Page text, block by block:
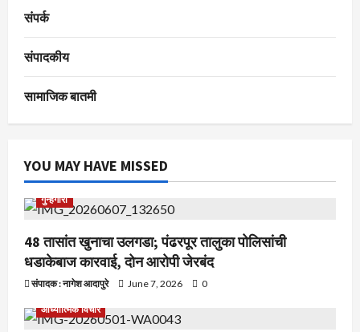
संपर्क
संपादकीय
सामाजिक बातमी
YOU MAY HAVE MISSED
गुन्हेगारी
48 तासांत खुनाचा उलगडा; पंढरपूर तालुका पोलिसांची
धडाकेबाज कारवाई, दोन आरोपी जेरबंद
संपादक : नागेश आदापुरे June 7, 2026 0
आध्यात्मिक विचार